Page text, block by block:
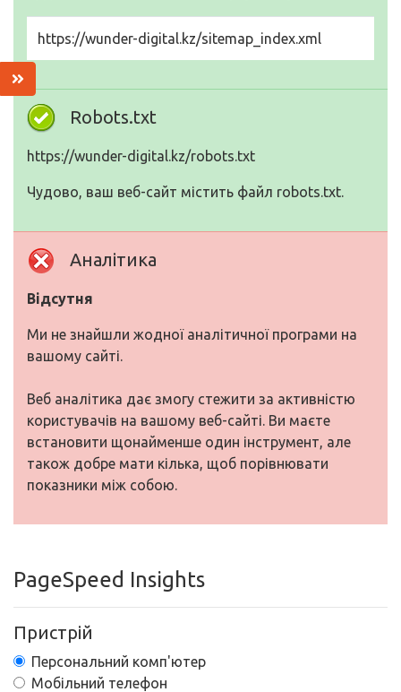
https://wunder-digital.kz/sitemap_index.xml
Robots.txt
https://wunder-digital.kz/robots.txt
Чудово, ваш веб-сайт містить файл robots.txt.
Аналітика
Відсутня
Ми не знайшли жодної аналітичної програми на
вашому сайті.
Веб аналітика дає змогу стежити за активністю
користувачів на вашому веб-сайті. Ви маєте
встановити щонайменше один інструмент, але
також добре мати кілька, щоб порівнювати
показники між собою.
PageSpeed Insights
Пристрій
Персональний комп'ютер
Мобільний телефон